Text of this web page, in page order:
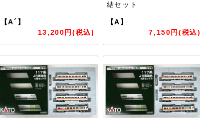
【A´】
13,200円(税込)
結セット
【A】
7,150円(税込)